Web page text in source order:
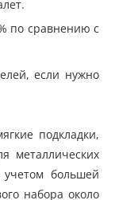
по сравнению с
если нужно
подкладки,
металлических
большей
набора около